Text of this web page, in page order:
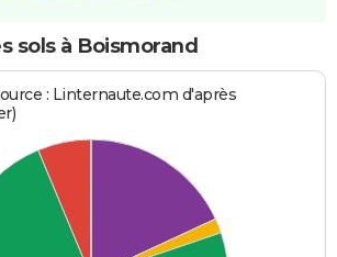
sols à Boismorand
: Linternaute.com d'après